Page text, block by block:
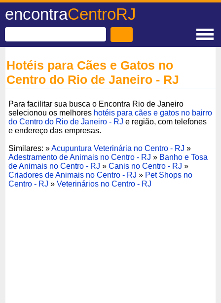
encontraCentroRJ
Hotéis para Cães e Gatos no
Centro do Rio de Janeiro - RJ
Para facilitar sua busca o Encontra Rio de Janeiro
selecionou os melhores hotéis para cães e gatos no bairro
do Centro do Rio de Janeiro - RJ e região, com telefones
e endereço das empresas.
Similares: »Acupuntura Veterinária no Centro - RJ »
Adestramento de Animais no Centro - RJ » Banho e Tosa
de Animais no Centro - RJ »Canis no Centro - RJ »
Criadores de Animais no Centro - RJ » Pet Shops no
Centro - RJ »Veterinários no Centro - RJ